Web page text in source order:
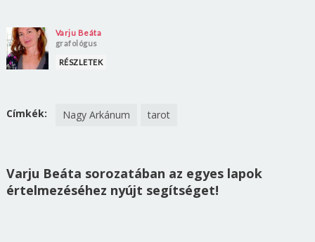
Varju Beáta
grafológus
RÉSZLETEK
Címkék: Nagy Arkánum tarot
Varju Beáta sorozatában az egyes lapok
értelmezéséhez nyújt segítséget!